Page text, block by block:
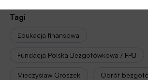
Tagi
Edukacja finansowa
Fundacja Polska Bezgotówkowa / FPB
Mieczysław Groszek Obrót